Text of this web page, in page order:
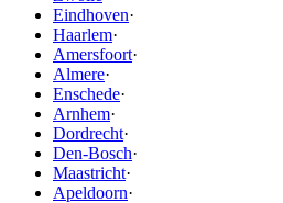
Eindhoven·
Haarlem·
Amersfoort·
Almere·
Enschede·
Arnhem·
Dordrecht·
Den-Bosch·
Maastricht·
Apeldoorn·